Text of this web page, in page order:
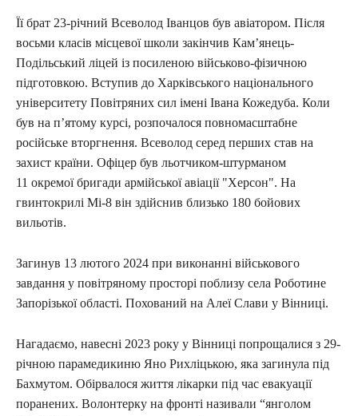
Її брат 23-річний Всеволод Іванцов був авіатором. Після
восьми класів місцевої школи закінчив Кам’янець-
Подільський ліцей із посиленою військово-фізичною
підготовкою. Вступив до Харківського національного
університету Повітряних сил імені Івана Кожедуба. Коли
був на п’ятому курсі, розпочалося повномасштабне
російське вторгнення. Всеволод серед перших став на
захист країни. Офіцер був льотчиком-штурманом
11 окремої бригади армійської авіації "Херсон". На
гвинтокрилі Мі-8 він здійснив близько 180 бойових
вильотів.
Загинув 13 лютого 2024 при виконанні військового
завдання у повітряному просторі поблизу села Роботине
Запорізької області. Похований на Алеї Слави у Вінниці.
Нагадаємо, навесні 2023 року у Вінниці попрощалися з 29-
річною парамедикиню Яно Рихліцькою, яка загинула під
Бахмутом. Обірвалося життя лікарки під час евакуації
поранених. Волонтерку на фронті називали “янголом